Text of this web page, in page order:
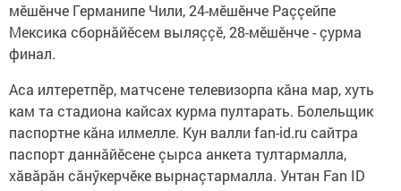
мӗшӗнче Германипе Чили, 24-мӗшӗнче Раççейпе
Мексика сборнăйӗсем выляççӗ, 28-мӗшӗнче - çурма
финал.
Аса илтеретпӗр, матчсене телевизорпа кăна мар, хуть
кам та стадиона кайсах курма пултарать. Болельщик
паспортне кăна илмелле. Кун валли fan-id.ru сайтра
паспорт даннăйӗсене çырса анкета тултармалла,
хăвăрăн сăнӳкерчӗке вырнаçтармалла. Унтан Fan ID